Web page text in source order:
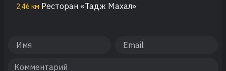
2,46 км Ресторан «Тадж Махал»